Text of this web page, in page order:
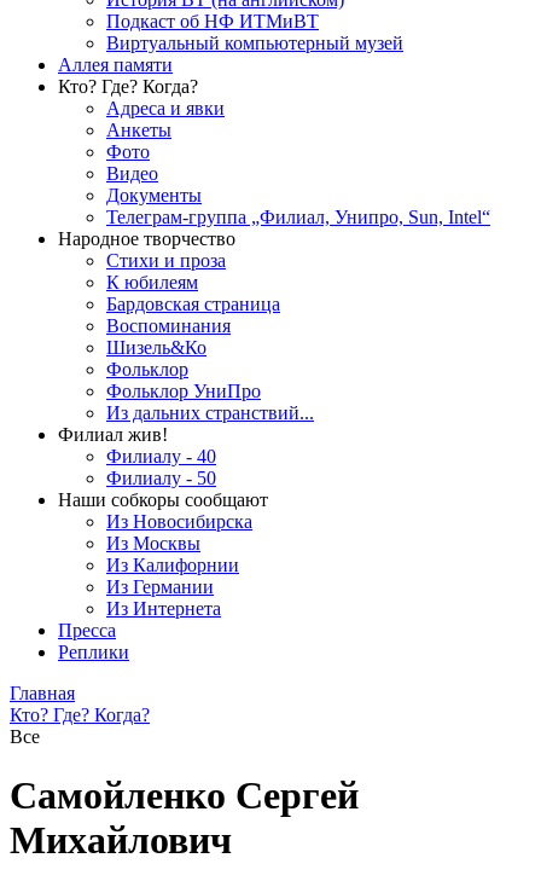
Подкаст об НФ ИТМиВТ
Виртуальный компьютерный музей
Аллея памяти
Кто? Где? Когда?
Адреса и явки
Анкеты
Фото
Видео
Документы
Телеграм-группа „Филиал, Унипро, Sun, Intel“
Народное творчество
Стихи и проза
К юбилеям
Бардовская страница
Воспоминания
Шизель&Ко
Фольклор
Фольклор УниПро
Из дальних странствий...
Филиал жив!
Филиалу - 40
Филиалу - 50
Наши собкоры сообщают
Из Новосибирска
Из Москвы
Из Калифорнии
Из Германии
Из Интернета
Пресса
Реплики
Главная
Кто? Где? Когда?
Все
Самойленко Сергей
Михайлович